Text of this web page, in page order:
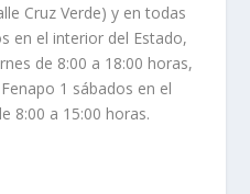
Cruz Verde) y en todas
en el interior del Estado,
de 8:00 a 18:00 horas,
1 sábados en el
8:00 a 15:00 horas.